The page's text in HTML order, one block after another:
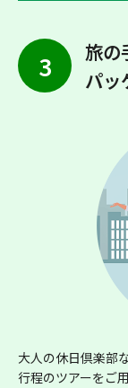
3
旅の
パッ
大人の休日倶楽部
行程のツアーをご用